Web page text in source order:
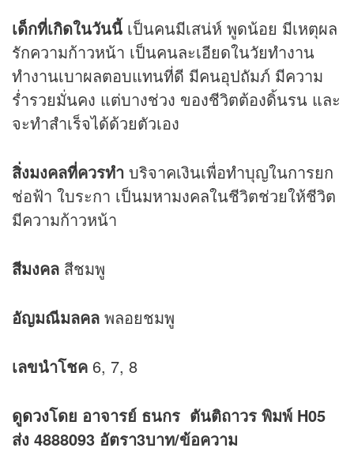
เด็กที่เกิดในวันนี้ เป็นคนมีเสน่ห์ พูดน้อย มีเหตุผล
รักความก้าวหน้า เป็นคนละเอียดในวัยทำงาน
ทำงานเบาผลตอบแทนที่ดี มีคนอุปถัมภ์ มีความ
ร่ำรวยมั่นคง แต่บางช่วง ของชีวิตต้องดิ้นรน และ
จะทำสำเร็จได้ด้วยตัวเอง
สิ่งมงคลที่ควรทำ บริจาคเงินเพื่อทำบุญในการยก
ช่อฟ้า ใบระกา เป็นมหามงคลในชีวิตช่วยให้ชีวิต
มีความก้าวหน้า
สีมงคล สีชมพู
อัญมณีมลคล พลอยชมพู
เลขนำโชค 6, 7, 8
ดูดวงโดย อาจารย์ ธนกร ตันติถาวร พิมพ์ H05
ส่ง 4888093 อัตรา3บาท/ข้อความ